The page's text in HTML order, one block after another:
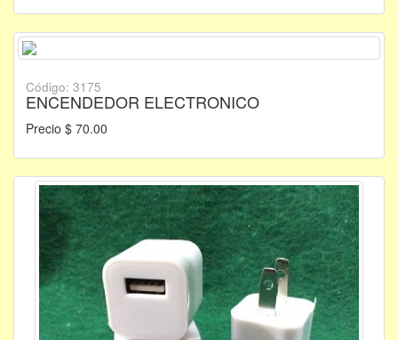
Código: 3175
ENCENDEDOR ELECTRONICO
Precio $ 70.00